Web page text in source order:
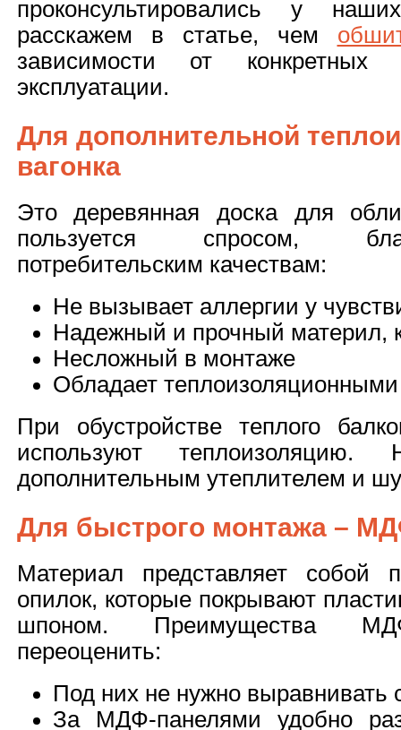
проконсультировались у
расскажем в статье, чем
зависимости от
эксплуатации.
Для дополнительной
вагонка
Это деревянная доска для
пользуется спросом,
потребительским качествам:
Не вызывает аллергии у
Надежный и прочный материл,
Несложный в монтаже
Обладает
При обустройстве теплого
используют
дополнительным утеплителем и
Для быстрого монтажа –
Материал представляет собой
опилок, которые покрывают
шпоном. Преимущества
переоценить:
Под них не нужно выравнивать
За МДФ-панелями удобно